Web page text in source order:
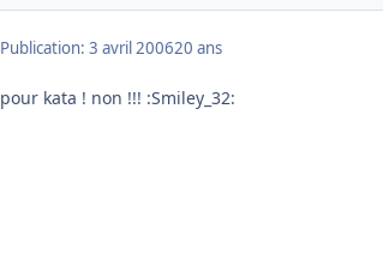
Publication: 3 avril 200620 ans
pour kata ! non !!! :Smiley_32: